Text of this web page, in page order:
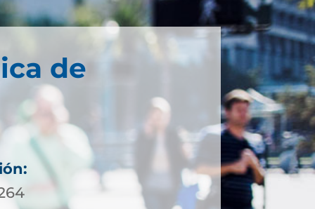
de